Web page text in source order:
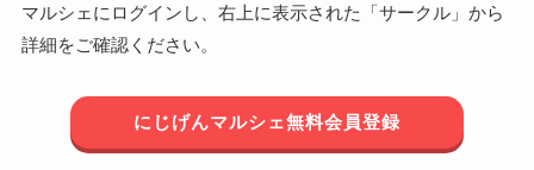
マルシェにログインし、右上に表示された「サークル」から
詳細をご確認ください。
にじげんマルシェ無料会員登録